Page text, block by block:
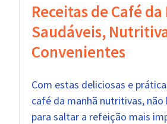
Receitas de Café
Saudáveis,
Convenientes
Com estas deliciosas e
café da manhã nutritivas, não
para saltar a refeição mais